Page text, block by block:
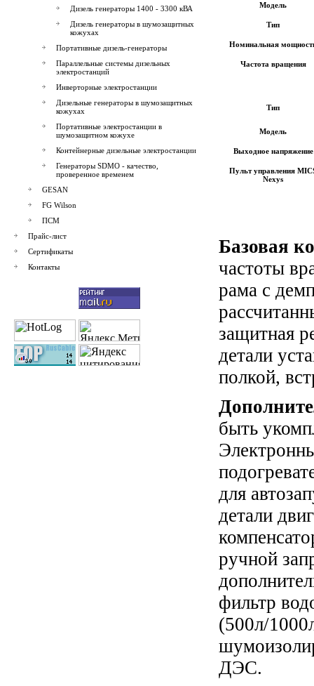
Дизель генераторы 1400 - 3300 кВА
Дизель генераторы в шумозащитных
кожухах
Портативные дизель-генераторы
Параллельные системы дизельных
электростанций
Инверторные электростанции
Дизельные генераторы в шумозащитных
кожухах
Портативные электростанции в
шумозащитном кожухе
Контейнерные дизельные электростанции
Генераторы SDMO - качество,
проверенное временем
GESAN
FG Wilson
ПСМ
Прайс-лист
Сертификаты
Контакты
Модель
Тип
Номинальная
Частота вращения
Тип
Модель
Выходное напряжение
Пульт управления
Nexys
Базовая
частоты
рама с
защитная
детали
полкой,
быть
для
детали
ручной
фильтр
(500л/
ДЭС.